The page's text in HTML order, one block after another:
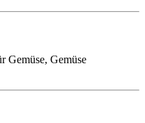
Gemüse, Gemüse